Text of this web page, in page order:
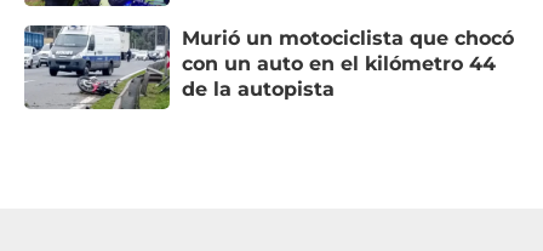
Murió un motociclista que chocó
con un auto en el kilómetro 44
de la autopista